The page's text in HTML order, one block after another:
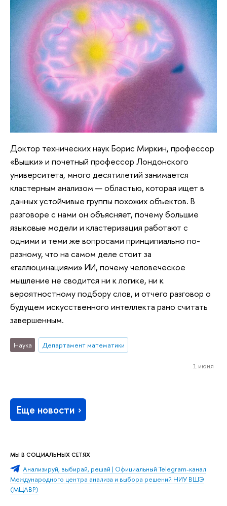
МЫ В СОЦИАЛЬНЫХ СЕТЯХ
Анализируй, выбирай, решай | Официальный Telegram-канал
Международного центра анализа и выбора решений НИУ ВШЭ
(МЦАВР)
Доктор технических наук Борис Миркин, профессор
«Вышки» и почетный профессор Лондонского
университета, много десятилетий занимается
кластерным анализом — областью, которая ищет в
данных устойчивые группы похожих объектов. В
разговоре с нами он объясняет, почему большие
языковые модели и кластеризация работают с
одними и теми же вопросами принципиально по-
разному, что на самом деле стоит за
«галлюцинациями» ИИ, почему человеческое
мышление не сводится ни к логике, ни к
вероятностному подбору слов, и отчего разговор о
будущем искусственного интеллекта рано считать
завершенным.
Наука Департамент математики
1 июня
Еще новости